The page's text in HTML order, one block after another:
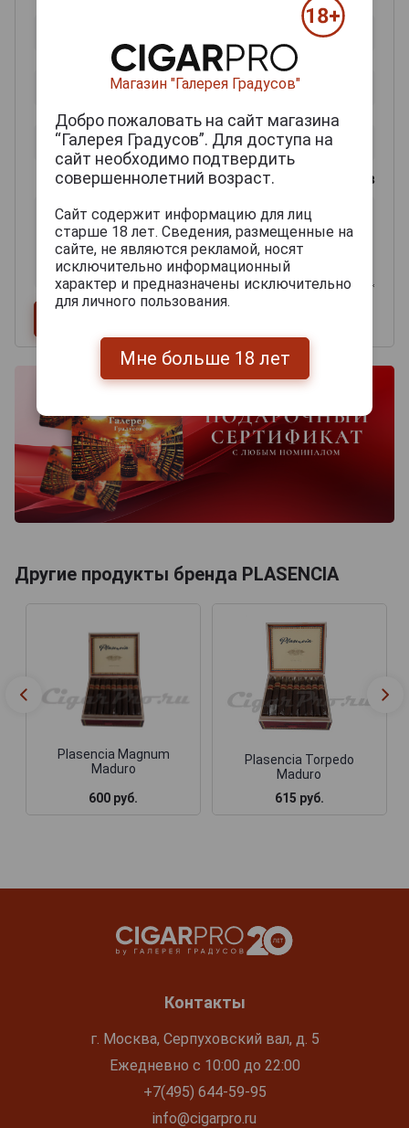
0из 2000 знаков
Другие продукты бренда PLASENCIA
Plasencia Magnum
Maduro
600 руб.
Plasencia Torpedo
Maduro
615 руб.
Контакты
г. Москва, Серпуховский вал, д. 5
Ежедневно с 10:00 до 22:00
+7(495) 644-59-95
info@cigarpro.ru
Магазин "Галерея Градусов"
Добро пожаловать на сайт магазина
“Галерея Градусов”. Для доступа на
сайт необходимо подтвердить
совершеннолетний возраст.
Сайт содержит информацию для лиц
старше 18 лет. Сведения, размещенные на
сайте, не являются рекламой, носят
исключительно информационный
характер и предназначены исключительно
для личного пользования.
Мне больше 18 лет